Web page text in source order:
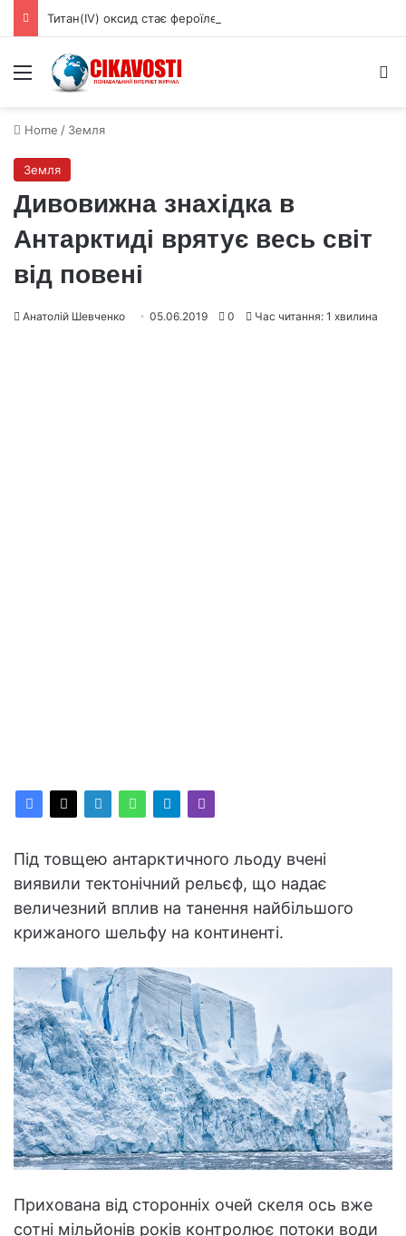
Menu
Home / Земля
Земля
Дивовижна знахідка в
Антарктиді врятує весь світ
від повені
Анатолій Шевченко 05.06.2019 0 Час читання: 1 хвилина
Під товщею антарктичного льоду вчені
виявили тектонічний рельєф, що надає
величезний вплив на танення найбільшого
крижаного шельфу на континенті.
Прихована від сторонніх очей скеля ось вже
сотні мільйонів років контролює потоки води